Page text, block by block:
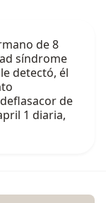
de 8
síndrome
detectó, él
de
1 diaria,